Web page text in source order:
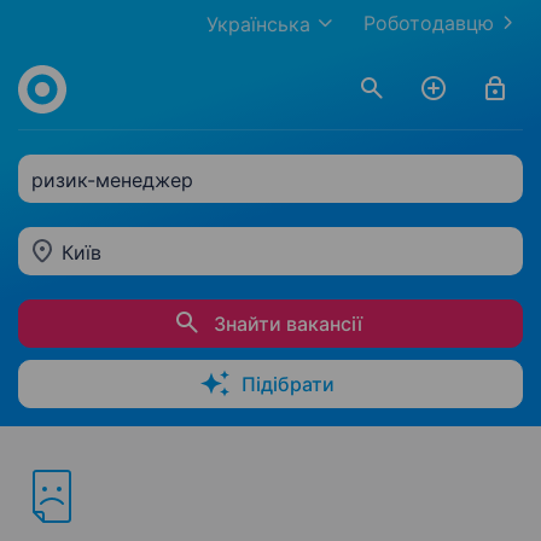
Роботодавцю
Українська
ризик-менеджер
Київ
Знайти вакансії
Підібрати